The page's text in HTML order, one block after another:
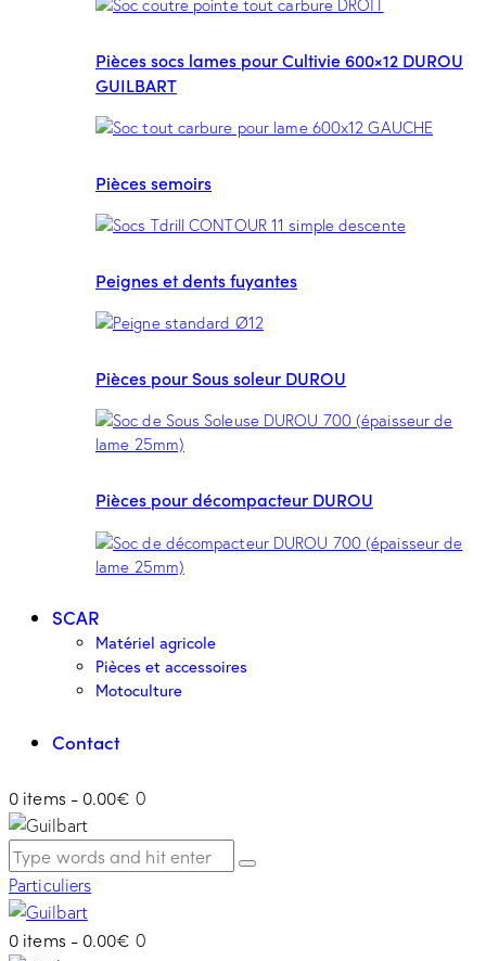
Pièces socs lames pour Cultivie 600×12 DUROU
GUILBART
Pièces semoirs
Peignes et dents fuyantes
Pièces pour Sous soleur DUROU
Pièces pour décompacteur DUROU
SCAR
Matériel agricole
Pièces et accessoires
Motoculture
Contact
0 items - 0.00€ 0
Particuliers
0 items - 0.00€ 0